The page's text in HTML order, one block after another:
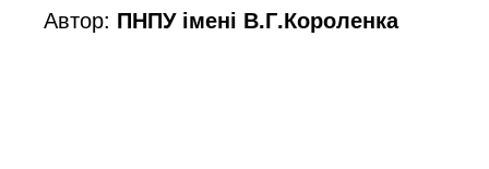
Автор: ПНПУ імені В.Г.Короленка